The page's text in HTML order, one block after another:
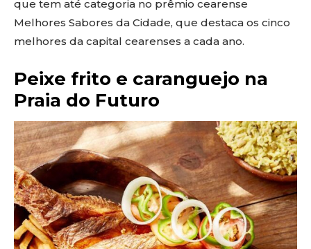
que tem até categoria no prêmio cearense
Melhores Sabores da Cidade, que destaca os cinco
melhores da capital cearenses a cada ano.
⁠⁠Peixe frito e caranguejo na
Praia do Futuro